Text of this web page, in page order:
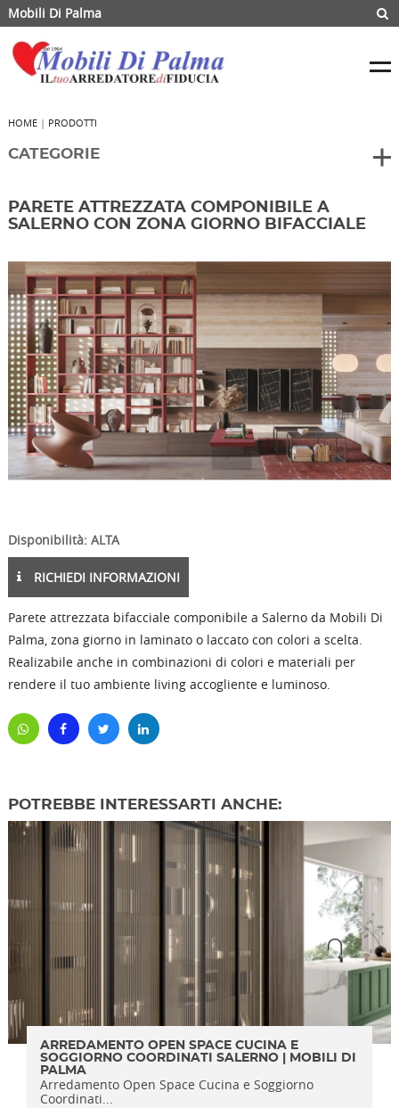
Mobili Di Palma
HOME| PRODOTTI
CATEGORIE
PARETE ATTREZZATA COMPONIBILE A
SALERNO CON ZONA GIORNO BIFACCIALE
Disponibilità: ALTA
RICHIEDI INFORMAZIONI
Parete attrezzata bifacciale componibile a Salerno da Mobili Di
Palma, zona giorno in laminato o laccato con colori a scelta.
Realizabile anche in combinazioni di colori e materiali per
rendere il tuo ambiente living accogliente e luminoso.
POTREBBE INTERESSARTI ANCHE:
ARREDAMENTO OPEN SPACE CUCINA E
SOGGIORNO COORDINATI SALERNO | MOBILI DI
PALMA
Arredamento Open Space Cucina e Soggiorno
Coordinati...